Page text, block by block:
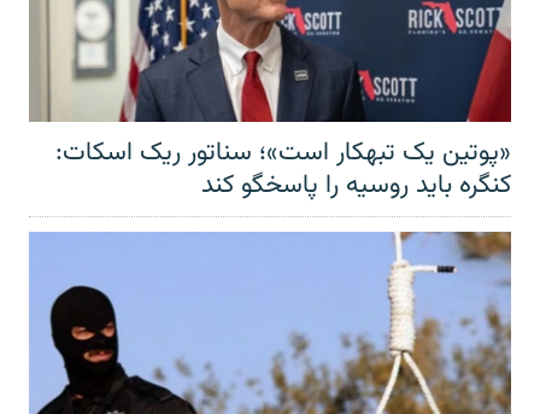
«پوتین یک تبهکار است»؛ سناتور ریک اسکات:
کنگره باید روسیه را پاسخگو کند